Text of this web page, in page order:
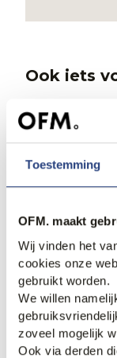
Toestemming
OFM. maakt
Wij vinden het
cookies onze
gebruikt worden.
We willen
zoveel mogelijk
Ook via derden
Ook iets
Web Only.